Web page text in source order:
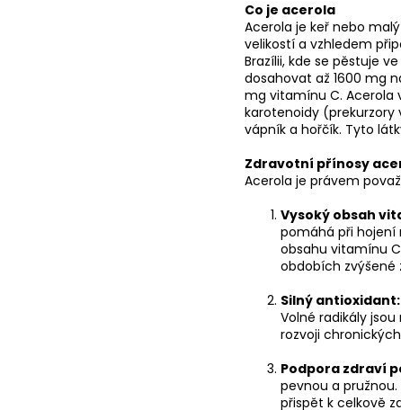
Co je acerola
Acerola je keř nebo
velikostí a vzhledem
Brazílii, kde se pěstuje
dosahovat až 1600 mg
mg vitamínu C. Acerola
karotenoidy
vápník a hořčík. Tyto
Zdravotní přínosy
Acerola je právem
Vysoký obsah
pomáhá při hojení
obsahu vitamínu
obdobích zvýšené
Silný antioxidant:
Volné radikály
rozvoji
Podpora zdraví
pevnou a
přispět k celkově